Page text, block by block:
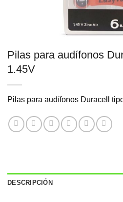
Pilas para audífonos
1.45V
Pilas para audífonos Duracell
DESCRIPCIÓN